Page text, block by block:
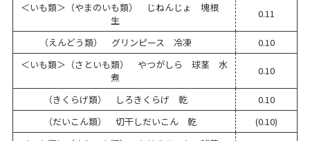
＜いも類＞（やまのいも類） じねんじょ 塊根
生
0.11
（えんどう類） グリンピース 冷凍
0.10
＜いも類＞（さといも類） やつがしら 球茎 水
煮
0.10
（きくらげ類） しろきくらげ 乾
0.10
（だいこん類） 切干しだいこん 乾
(0.10)